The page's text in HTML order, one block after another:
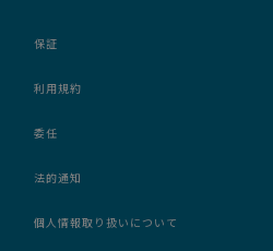
保証
利用規約
委任
法的通知
個人情報取り扱いについて